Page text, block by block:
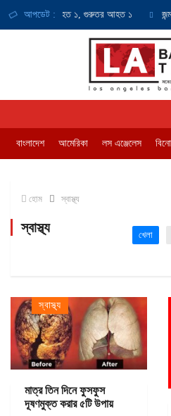
আপডেট :
দুর্ঘটনায় নিহত ১, গুরুতর আহত ১
বাংলাদেশ আমেরিকা লস এঞ্জেলেস
হোম স্বাস্থ্য
স্বাস্থ্য খেলা
স্বাস্থ্য
মাত্র তিন দিনে ফুসফুস
দূষণমুক্ত করার ৫টি উপায়